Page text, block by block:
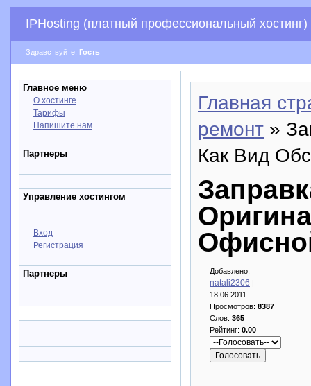
IPHosting (платный профессиональный хостинг)
Здравствуйте, Гость
Главное меню
О хостинге
Тарифы
Напишите нам
Партнеры
Управление хостингом
Вход
Регистрация
Партнеры
Главная
ремонт »
Как Вид
Добавлено:
natali2306 |
18.06.2011
Просмотров: 8387
Слов: 365
Рейтинг: 0.00